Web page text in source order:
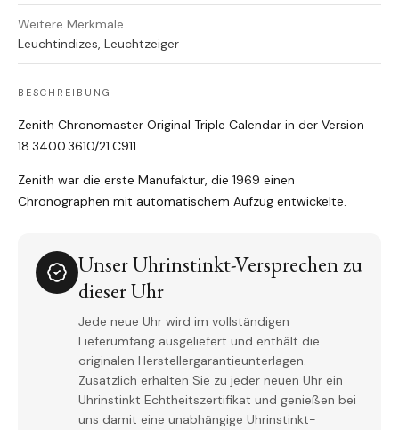
Weitere Merkmale
Leuchtindizes, Leuchtzeiger
BESCHREIBUNG
Zenith Chronomaster Original Triple Calendar in der Version
18.3400.3610/21.C911
Zenith war die erste Manufaktur, die 1969 einen
Chronographen mit automatischem Aufzug entwickelte.
Unser Uhrinstinkt-Versprechen zu
dieser Uhr
Jede neue Uhr wird im vollständigen
Lieferumfang ausgeliefert und enthält die
originalen Herstellergarantieunterlagen.
Zusätzlich erhalten Sie zu jeder neuen Uhr ein
Uhrinstinkt Echtheitszertifikat und genießen bei
uns damit eine unabhängige Uhrinstinkt-